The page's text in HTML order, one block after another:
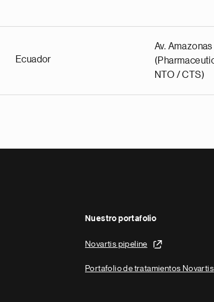
Ecuador
Av. Amazonas
NTO / CTS)
Nuestro portafolio
Novartis pipeline
Portafolio de tratamientos Novartis